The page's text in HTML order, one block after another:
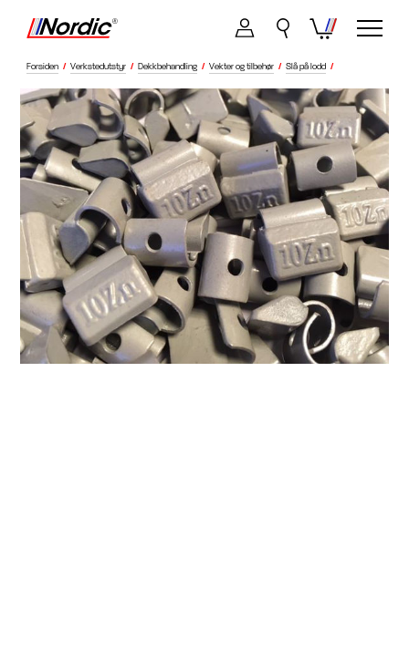
Forsiden / Verkstedutstyr / Dekkbehandling / Vekter og tilbehør / Slå på lodd /